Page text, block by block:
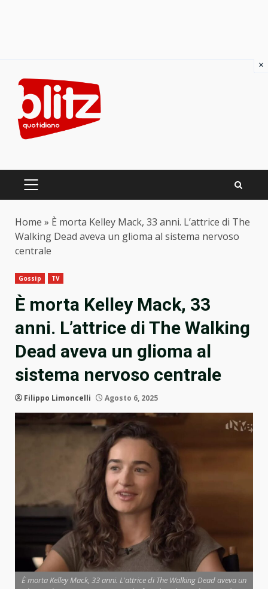
content
PRIMARY
Home » È morta Kelley Mack, 33 anni. L’attrice di The
Walking Dead aveva un glioma al sistema nervoso
centrale
Gossip TV
È morta Kelley Mack, 33
anni. L’attrice di The Walking
Dead aveva un glioma al
sistema nervoso centrale
Filippo Limoncelli Agosto 6, 2025
È morta Kelley Mack, 33 anni. L'attrice di The Walking Dead aveva un
×